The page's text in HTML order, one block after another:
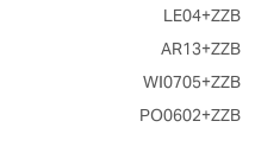
LE04+ZZB
AR13+ZZB
WI0705+ZZB
PO0602+ZZB